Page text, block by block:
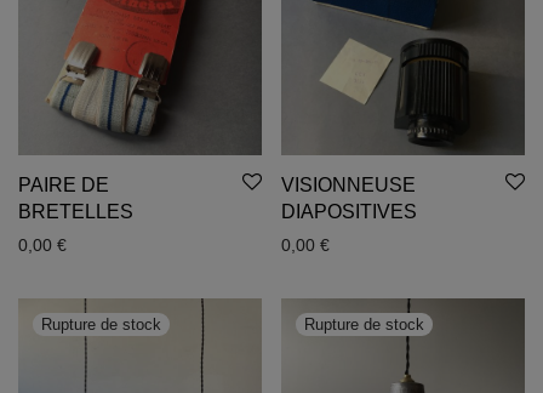
PAIRE DE
BRETELLES
0,00 €
VISIONNEUSE
DIAPOSITIVES
0,00 €